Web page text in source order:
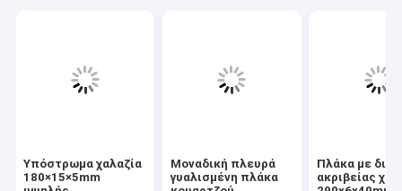
Υπόστρωμα χαλαζία
180×15×5mm
Μοναδική πλευρά
γυαλισμένη πλάκα
Πλάκα με
ακριβείας